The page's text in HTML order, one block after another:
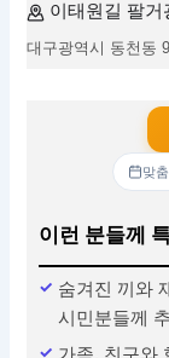
이태원길 팔거
대구광역시 동천동
맞
이런 분들께
숨겨진 끼와
시민분들께
가족, 친구와